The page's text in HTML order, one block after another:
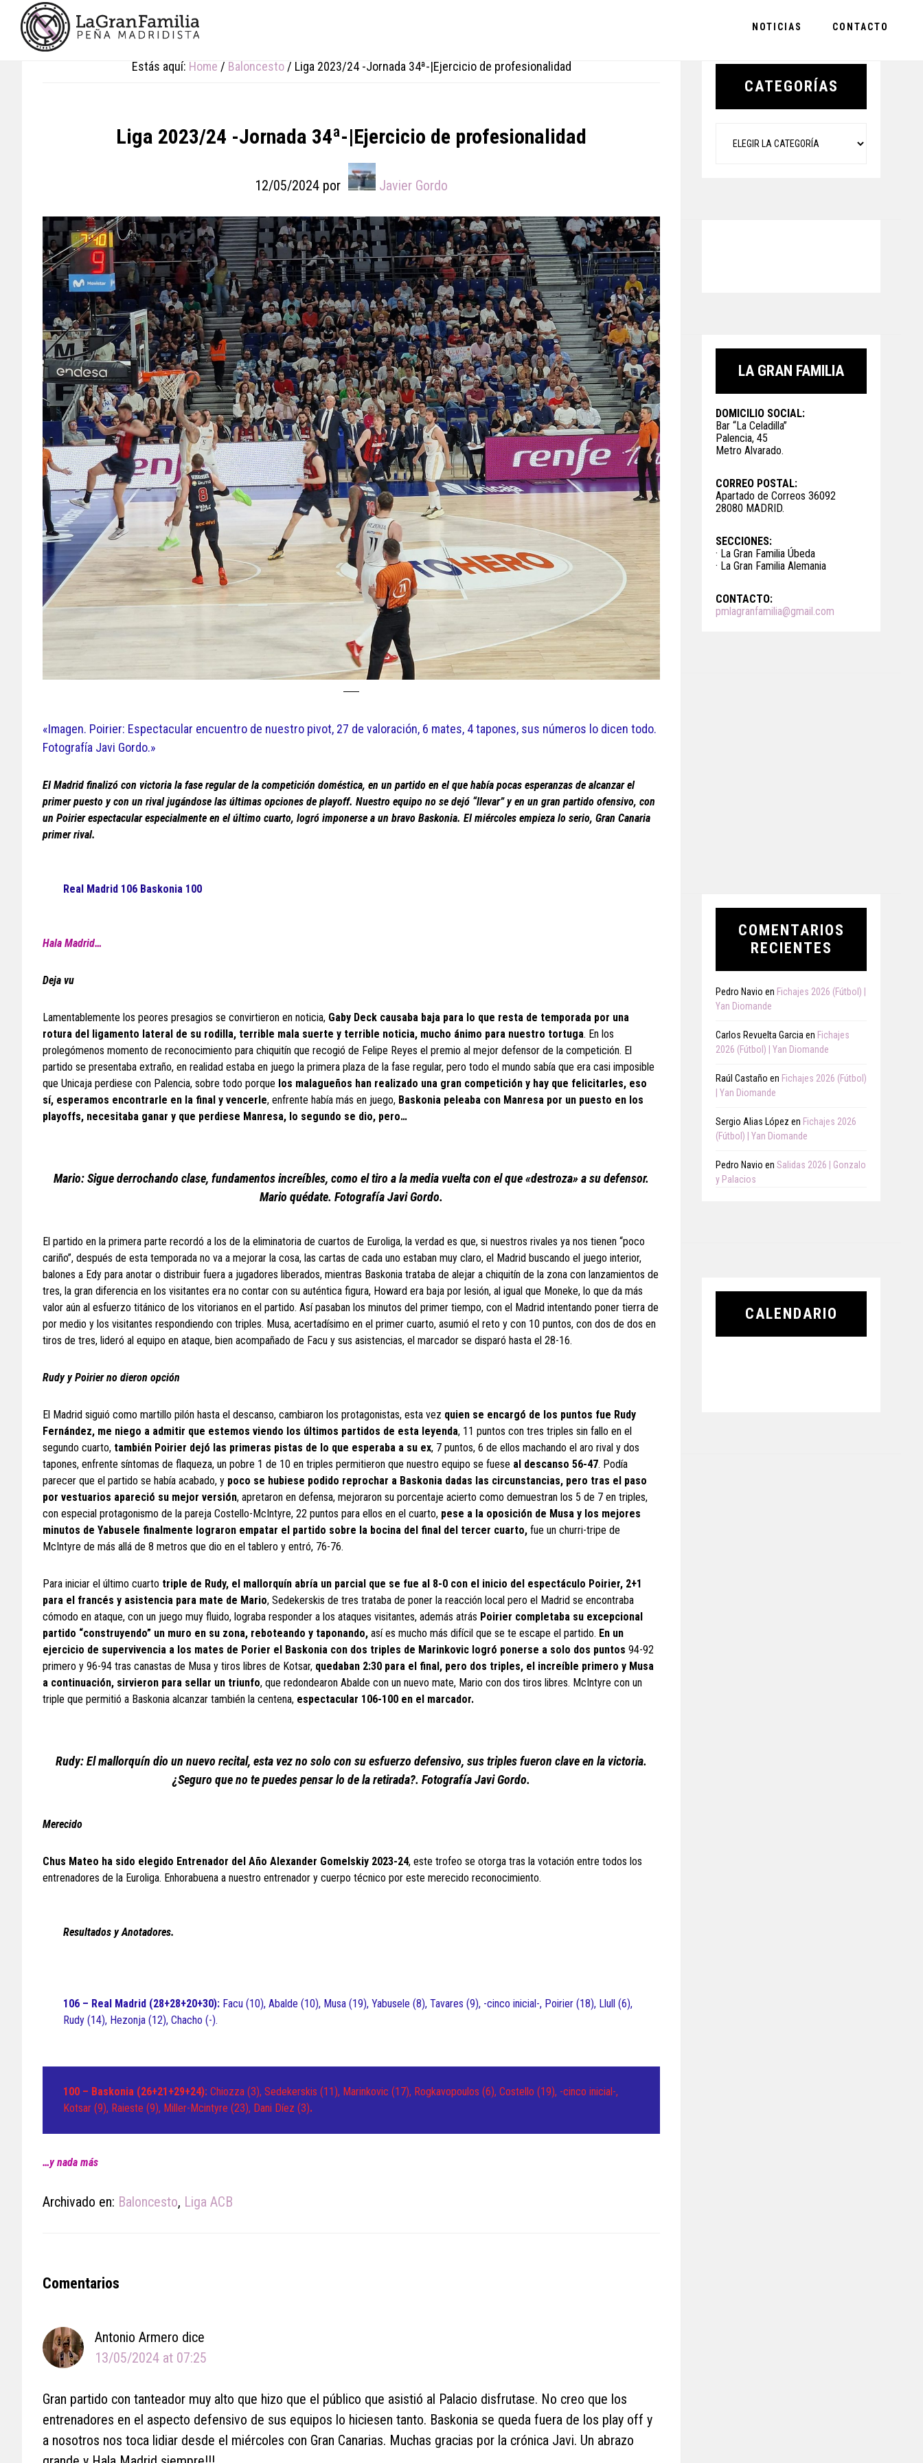
primary
footer
NOTICIAS CONTACTO
Estás aquí: Home / Baloncesto / Liga 2023/24 -Jornada 34ª-|Ejercicio de profesionalidad
Liga 2023/24 -Jornada 34ª-|Ejercicio de profesionalidad
12/05/2024 por Javier Gordo
«Imagen. Poirier: Espectacular encuentro de nuestro pivot, 27 de valoración, 6 mates, 4 tapones, sus números lo dicen todo.
Fotografía Javi Gordo.»
El Madrid finalizó con victoria la fase regular de la competición doméstica, en un partido en el que había pocas esperanzas de alcanzar el
primer puesto y con un rival jugándose las últimas opciones de playoff. Nuestro equipo no se dejó “llevar” y en un gran partido ofensivo, con
un Poirier espectacular especialmente en el último cuarto, logró imponerse a un bravo Baskonia. El miércoles empieza lo serio, Gran Canaria
primer rival.
Real Madrid 106 Baskonia 100
Hala Madrid…
Deja vu
Lamentablemente los peores presagios se convirtieron en noticia, Gaby Deck causaba baja para lo que resta de temporada por una
rotura del ligamento lateral de su rodilla, terrible mala suerte y terrible noticia, mucho ánimo para nuestro tortuga. En los
prolegómenos momento de reconocimiento para chiquitín que recogió de Felipe Reyes el premio al mejor defensor de la competición. El
partido se presentaba extraño, en realidad estaba en juego la primera plaza de la fase regular, pero todo el mundo sabía que era casi imposible
que Unicaja perdiese con Palencia, sobre todo porque los malagueños han realizado una gran competición y hay que felicitarles, eso
sí, esperamos encontrarle en la final y vencerle, enfrente había más en juego, Baskonia peleaba con Manresa por un puesto en los
playoffs, necesitaba ganar y que perdiese Manresa, lo segundo se dio, pero…
Mario: Sigue derrochando clase, fundamentos increíbles, como el tiro a la media vuelta con el que «destroza» a su defensor.
Mario quédate. Fotografía Javi Gordo.
El partido en la primera parte recordó a los de la eliminatoria de cuartos de Euroliga, la verdad es que, si nuestros rivales ya nos tienen “poco
cariño”, después de esta temporada no va a mejorar la cosa, las cartas de cada uno estaban muy claro, el Madrid buscando el juego interior,
balones a Edy para anotar o distribuir fuera a jugadores liberados, mientras Baskonia trataba de alejar a chiquitín de la zona con lanzamientos de
tres, la gran diferencia en los visitantes era no contar con su auténtica figura, Howard era baja por lesión, al igual que Moneke, lo que da más
valor aún al esfuerzo titánico de los vitorianos en el partido. Así pasaban los minutos del primer tiempo, con el Madrid intentando poner tierra de
por medio y los visitantes respondiendo con triples. Musa, acertadísimo en el primer cuarto, asumió el reto y con 10 puntos, con dos de dos en
tiros de tres, lideró al equipo en ataque, bien acompañado de Facu y sus asistencias, el marcador se disparó hasta el 28-16.
Rudy y Poirier no dieron opción
El Madrid siguió como martillo pilón hasta el descanso, cambiaron los protagonistas, esta vez quien se encargó de los puntos fue Rudy
Fernández, me niego a admitir que estemos viendo los últimos partidos de esta leyenda, 11 puntos con tres triples sin fallo en el
segundo cuarto, también Poirier dejó las primeras pistas de lo que esperaba a su ex, 7 puntos, 6 de ellos machando el aro rival y dos
tapones, enfrente síntomas de flaqueza, un pobre 1 de 10 en triples permitieron que nuestro equipo se fuese al descanso 56-47. Podía
parecer que el partido se había acabado, y poco se hubiese podido reprochar a Baskonia dadas las circunstancias, pero tras el paso
por vestuarios apareció su mejor versión, apretaron en defensa, mejoraron su porcentaje acierto como demuestran los 5 de 7 en triples,
con especial protagonismo de la pareja Costello-McIntyre, 22 puntos para ellos en el cuarto, pese a la oposición de Musa y los mejores
minutos de Yabusele finalmente lograron empatar el partido sobre la bocina del final del tercer cuarto, fue un churri-tripe de
McIntyre de más allá de 8 metros que dio en el tablero y entró, 76-76.
Para iniciar el último cuarto triple de Rudy, el mallorquín abría un parcial que se fue al 8-0 con el inicio del espectáculo Poirier, 2+1
para el francés y asistencia para mate de Mario, Sedekerskis de tres trataba de poner la reacción local pero el Madrid se encontraba
cómodo en ataque, con un juego muy fluido, lograba responder a los ataques visitantes, además atrás Poirier completaba su excepcional
partido “construyendo” un muro en su zona, reboteando y taponando, así es mucho más difícil que se te escape el partido. En un
ejercicio de supervivencia a los mates de Porier el Baskonia con dos triples de Marinkovic logró ponerse a solo dos puntos 94-92
primero y 96-94 tras canastas de Musa y tiros libres de Kotsar, quedaban 2:30 para el final, pero dos triples, el increíble primero y Musa
a continuación, sirvieron para sellar un triunfo, que redondearon Abalde con un nuevo mate, Mario con dos tiros libres. McIntyre con un
triple que permitió a Baskonia alcanzar también la centena, espectacular 106-100 en el marcador.
Rudy: El mallorquín dio un nuevo recital, esta vez no solo con su esfuerzo defensivo, sus triples fueron clave en la victoria.
¿Seguro que no te puedes pensar lo de la retirada?. Fotografía Javi Gordo.
Merecido
Chus Mateo ha sido elegido Entrenador del Año Alexander Gomelskiy 2023-24, este trofeo se otorga tras la votación entre todos los
entrenadores de la Euroliga. Enhorabuena a nuestro entrenador y cuerpo técnico por este merecido reconocimiento.
Resultados y Anotadores.
106 – Real Madrid (28+28+20+30): Facu (10), Abalde (10), Musa (19), Yabusele (8), Tavares (9), -cinco inicial-, Poirier (18), Llull (6),
Rudy (14), Hezonja (12), Chacho (-).
100 – Baskonia (26+21+29+24): Chiozza (3), Sedekerskis (11), Marinkovic (17), Rogkavopoulos (6), Costello (19), -cinco inicial-,
Kotsar (9), Raieste (9), Miller-Mcintyre (23), Dani Díez (3).
…y nada más
Archivado en: Baloncesto, Liga ACB
Reader
Comentarios
Antonio Armero dice
13/05/2024 at 07:25
Gran partido con tanteador muy alto que hizo que el público que asistió al Palacio disfrutase. No creo que los
entrenadores en el aspecto defensivo de sus equipos lo hiciesen tanto. Baskonia se queda fuera de los play off y
a nosotros nos toca lidiar desde el miércoles con Gran Canarias. Muchas gracias por la crónica Javi. Un abrazo
Primary
CATEGORÍAS
LA GRAN FAMILIA
DOMICILIO SOCIAL:
Bar “La Celadilla”
Palencia, 45
Metro Alvarado.
CORREO POSTAL:
Apartado de Correos 36092
28080 MADRID.
SECCIONES:
· La Gran Familia Úbeda
· La Gran Familia Alemania
CONTACTO:
pmlagranfamilia@gmail.com
COMENTARIOS
RECIENTES
Pedro Navio en Fichajes 2026 (Fútbol) |
Yan Diomande
Carlos Revuelta Garcia en Fichajes
2026 (Fútbol) | Yan Diomande
Raúl Castaño en Fichajes 2026 (Fútbol)
| Yan Diomande
Sergio Alias López en Fichajes 2026
(Fútbol) | Yan Diomande
Pedro Navio en Salidas 2026 | Gonzalo
y Palacios
CALENDARIO